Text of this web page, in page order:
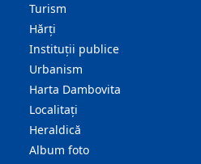
Turism
Hărţi
Instituţii publice
Urbanism
Harta Dambovita
Localitaţi
Heraldică
Album foto